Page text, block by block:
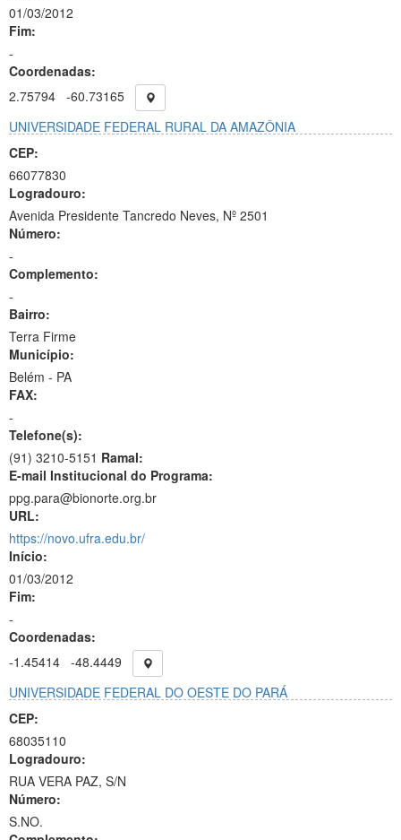
01/03/2012
Fim:
-
Coordenadas:
2.75794 -60.73165
UNIVERSIDADE FEDERAL RURAL DA AMAZÔNIA
CEP:
66077830
Logradouro:
Avenida Presidente Tancredo Neves, Nº 2501
Número:
-
Complemento:
-
Bairro:
Terra Firme
Município:
Belém - PA
FAX:
-
Telefone(s):
(91) 3210-5151 Ramal:
E-mail Institucional do Programa:
ppg.para@bionorte.org.br
URL:
https://novo.ufra.edu.br/
Início:
01/03/2012
Fim:
-
Coordenadas:
-1.45414 -48.4449
UNIVERSIDADE FEDERAL DO OESTE DO PARÁ
CEP:
68035110
Logradouro:
RUA VERA PAZ, S/N
Número:
S.NO.